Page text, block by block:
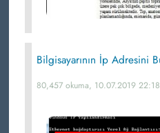
Bilgisayarının İp Adresini
80,457 okuma, 10.07.2019 22:18